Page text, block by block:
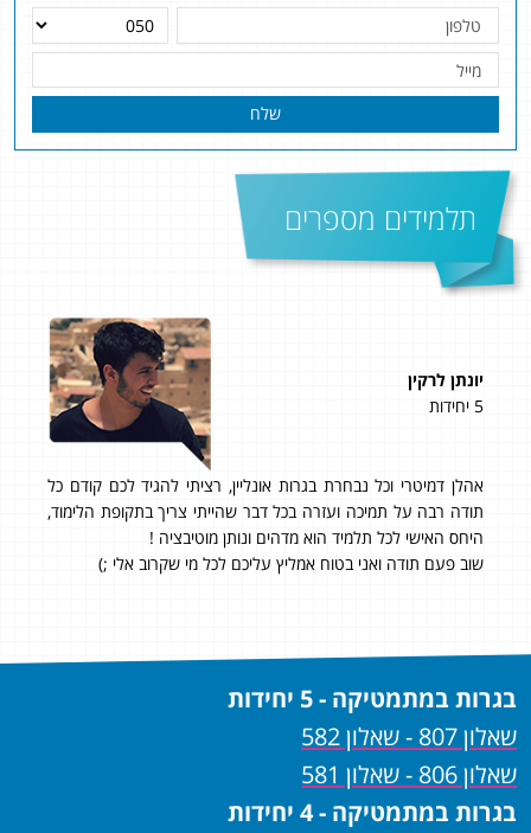
שלח
תלמידים מספרים
רציתי להגיד לכם קודם כל
שהייתי צריך בתקופת הלימוד,
ונותן מוטיבציה !
לכל מי שקרוב אלי ;)
תומר דורון איידלר
של 97
עשיתי את הבחירה הנכונה שבחרתי
את כל הלמידה בצורה נוחה מהבית וגם
בגרות במתמטיקה - 5 יחידות
שאלון 807 - שאלון 582
שאלון 806 - שאלון 581
בגרות במתמטיקה - 4 יחידות